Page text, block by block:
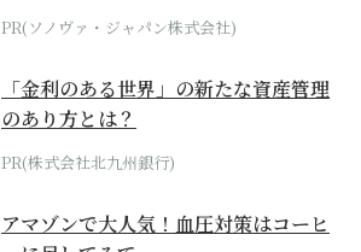
位モデル
PR(ソノヴァ・ジャパン株式会社)
「金利のある世界」の新たな資産管理
のあり方とは？
PR(株式会社北九州銀行)
アマゾンで大人気！血圧対策はコーヒ